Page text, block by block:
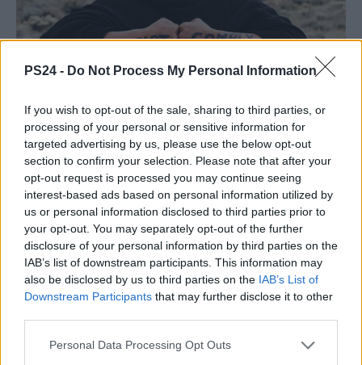
PS24 - Do Not Process My Personal Information
If you wish to opt-out of the sale, sharing to third parties, or
processing of your personal or sensitive information for
targeted advertising by us, please use the below opt-out
section to confirm your selection. Please note that after your
opt-out request is processed you may continue seeing
interest-based ads based on personal information utilized by
us or personal information disclosed to third parties prior to
your opt-out. You may separately opt-out of the further
disclosure of your personal information by third parties on the
IAB’s list of downstream participants. This information may
also be disclosed by us to third parties on the IAB’s List of
Downstream Participants that may further disclose it to other
Personal Data Processing Opt Outs